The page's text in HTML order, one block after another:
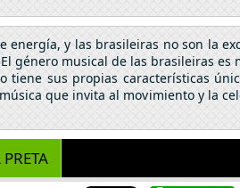
energía, y las brasileiras no son la
género musical de las brasileiras
tiene sus propias características
que invita al movimiento y la